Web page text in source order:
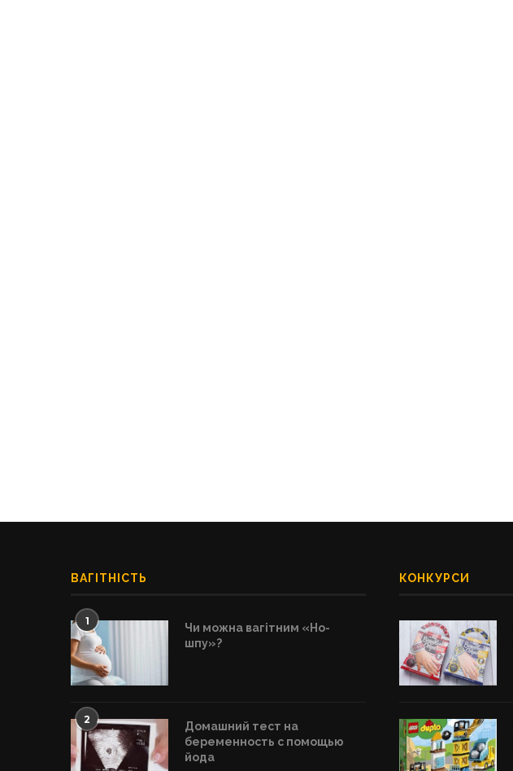
ВАГІТНІСТЬ
1
Чи можна вагітним «Но-
шпу»?
2
Домашний тест на
беременность с помощью
йода
КОНКУРСИ